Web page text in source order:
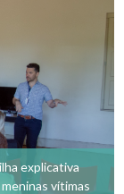
explicativa
vítimas